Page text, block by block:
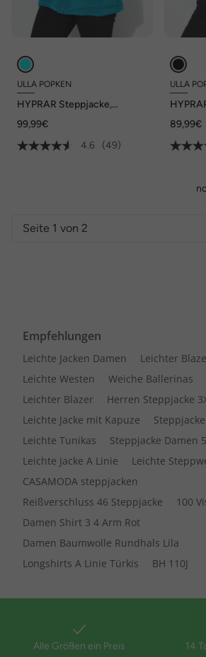
ULLA POPKEN
HYPRAR Steppjacke,
99,99€
4.6
(49)
ULLA
89,99€
Seite 1 von 2
Empfehlungen
Leichte Jacken Damen
Leichter
Leichte Westen
Weiche Ballerinas
Leichter Blazer
Herren Steppjacke
Leichte Jacke mit Kapuze
Leichte Tunikas
Steppjacke Damen
Leichte Jacke A Linie
Leichte
CASAMODA steppjacken
Reißverschluss 46 Steppjacke
100
Damen Shirt 3 4 Arm Rot
Damen Baumwolle Rundhals Lila
Longshirts A Linie Türkis
BH 110J
Alle Größen ein Preis 14